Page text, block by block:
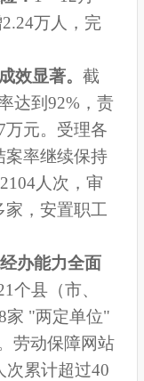
万人，完
效显著。 截
达到92%，责
元。 受理各
案率继续保持
人次， 审
家，安置职工
办能力全面
个县（市、
家 "两定单位"
劳动保障网站
次累计超过40